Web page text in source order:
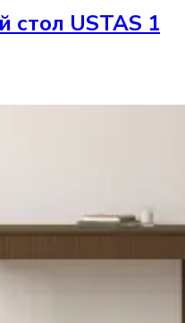
стол USTAS 1